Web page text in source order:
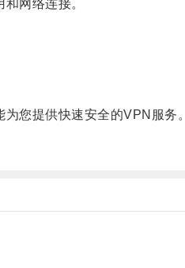
网络连接。
您提供快速安全的VPN服务。